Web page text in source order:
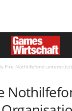
Fire Nothilfefond